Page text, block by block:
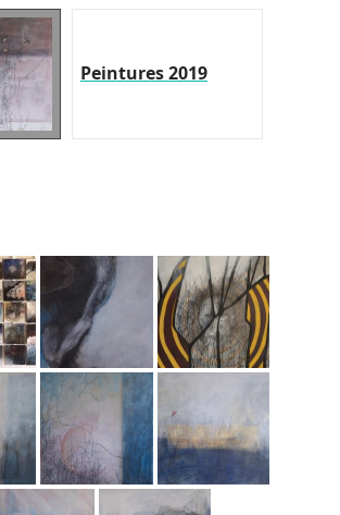
Peintures 2019